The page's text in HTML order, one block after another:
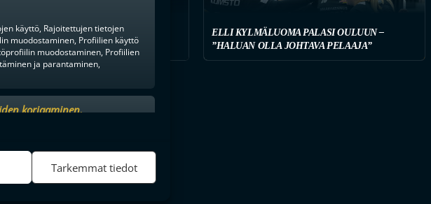
käyttö, Rajoitettujen tietojen
muodostaminen, Profiilien käyttö
muodostaminen, Profiilien
ja parantaminen,
korjaaminen,
Tarkemmat tiedot
RUOTSALAISVAHVISTUS
ELLI KYLMÄLUOMA PALASI OULUUN –
”HALUAN OLLA JOHTAVA PELAAJA”